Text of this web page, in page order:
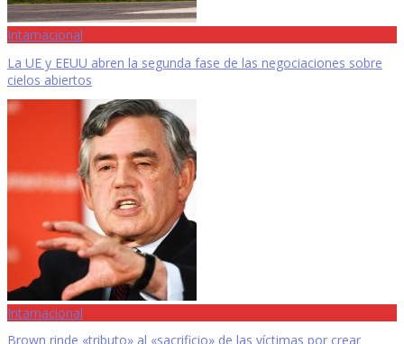
Intarnacional
La UE y EEUU abren la segunda fase de las negociaciones sobre
cielos abiertos
Intarnacional
Brown rinde «tributo» al «sacrificio» de las víctimas por crear